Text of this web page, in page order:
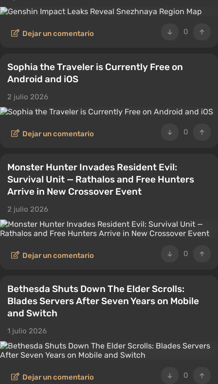
0
Dejar un comentario
Sophia the Traveler is Currently Free on
Android and iOS
2 julio 2026
0
Dejar un comentario
Monster Hunter Invades Resident Evil:
Survival Unit — Rathalos and Free Hunters
Arrive in New Crossover Event
2 julio 2026
0
Dejar un comentario
Bethesda Shuts Down The Elder Scrolls:
Blades Servers After Seven Years on Mobile
and Switch
1 julio 2026
0
Dejar un comentario